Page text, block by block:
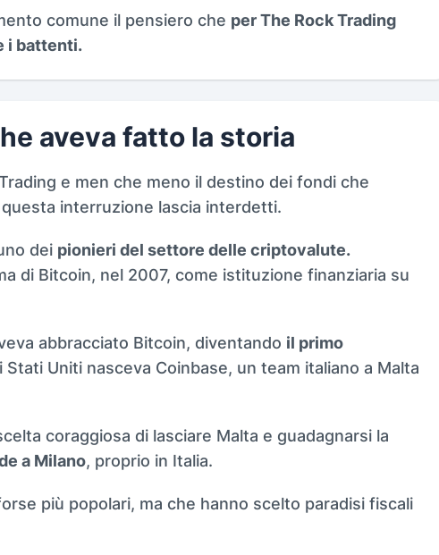
comune il pensiero che per The Rock Trading
i battenti.
aveva fatto la storia
e men che meno il destino dei fondi che
interruzione lascia interdetti.
dei pionieri del settore delle criptovalute.
di Bitcoin, nel 2007, come istituzione finanziaria su
abbracciato Bitcoin, diventando il primo
Stati Uniti nasceva Coinbase, un team italiano a Malta
coraggiosa di lasciare Malta e guadagnarsi la
a Milano, proprio in Italia.
più popolari, ma che hanno scelto paradisi fiscali